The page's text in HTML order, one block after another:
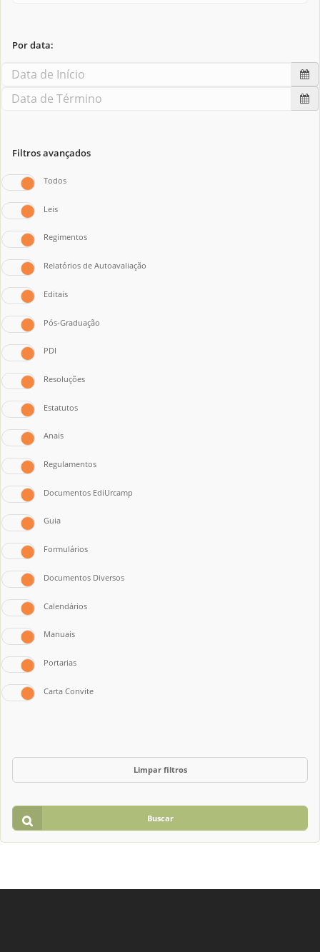
Por data:
Filtros avançados
Todos
Leis
Regimentos
Relatórios de Autoavaliação
Editais
Pós-Graduação
PDI
Resoluções
Estatutos
Anais
Regulamentos
Documentos EdiUrcamp
Guia
Formulários
Documentos Diversos
Calendários
Manuais
Portarias
Carta Convite
Limpar filtros
Buscar